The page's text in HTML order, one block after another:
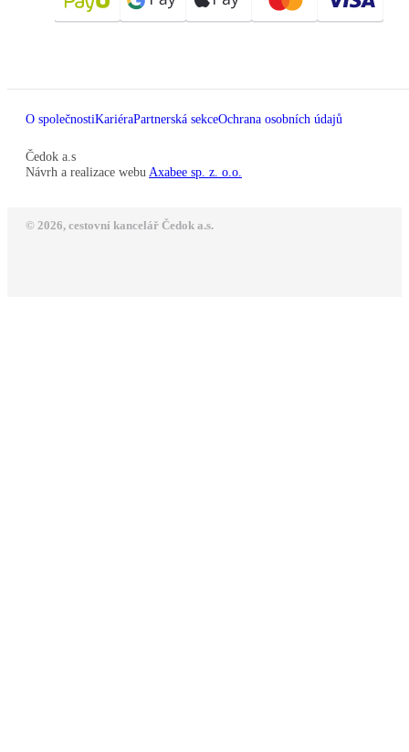
O společnostiKariéraPartnerská sekceOchrana osobních údajů
Čedok a.s
Návrh a realizace webu Axabee sp. z. o.o.
© 2026, cestovní kancelář Čedok a.s.